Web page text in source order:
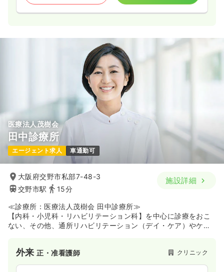
医療法人茂樹会
田中診療所
エージェント求人 車通勤可
大阪府交野市私部7-48-3
交野市駅
15分
施設詳細
≪診療所：医療法人茂樹会 田中診療所≫
【内科・小児科・リハビリテーション科】を中心に診療をおこ
ない、その他、通所リハビリテーション（デイ・ケア）やケア
ており、地域の方々が安心して暮らせるように、医療と介護の
両面からサポートしています。内科・小児科の経験を積みたい
外来正・准看護師 クリニック